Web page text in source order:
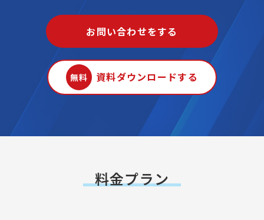
お問い合わせをする
無料 資料ダウンロードする
料金プラン